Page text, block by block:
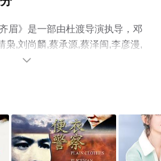
眉》是一部由杜渡导演执导，邓
枭,刘尚麟,蔡承源,蔡泽闽,李彦漫,
茂盛,郭东兴,石蕊,韩露等演员精彩
版电视剧全集就上天堂电影网，
